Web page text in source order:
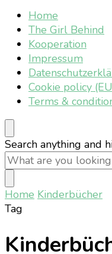
Home
The Girl Behind
Kooperation
Impressum
Cookie policy
Terms &
Looking
for
Something?
Search anything and
Home Kinderbücher
Tag